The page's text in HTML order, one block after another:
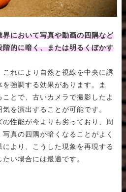
において写真や動画の四隅など
的に暗く、または明るくぼかす
これにより自然と視線を中央に誘
強調する効果があります。ま
とで、古いカメラで撮影したよ
を演出することが可能です。
性能が今よりも劣っており、周
真の四隅が暗くなることがよく
より、こうした現象を再現する
い場合には最適です。